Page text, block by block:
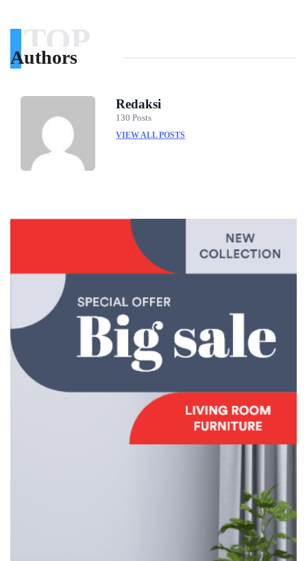
TOP
Authors
Redaksi
130 Posts
VIEW ALL POSTS